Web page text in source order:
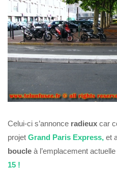
Celui-ci s’annonce radieux car
projet Grand Paris Express, et
boucle à l’emplacement
15 !